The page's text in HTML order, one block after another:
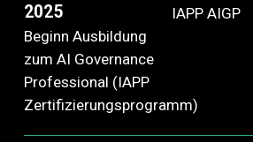
2025
IAPP AIGP
Beginn Ausbildung
zum AI Governance
Professional (IAPP
Zertifizierungsprogramm)